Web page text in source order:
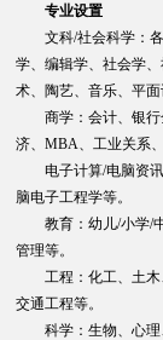
专业设置
文科/社会科学：
学、编辑学、社会学
术、陶艺、音乐、平面
商学：会计、银
济、MBA、工业关系
电子计算/电脑资
脑电子工程学等。
教育：幼儿/小学/
管理等。
工程：化工、土
交通工程等。
科学：生物、心